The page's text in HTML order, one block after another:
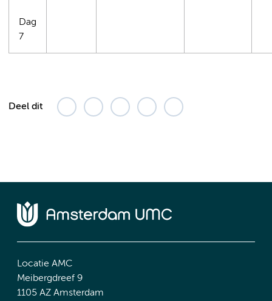
Dag
7
Deel dit
Locatie AMC
Meibergdreef 9
1105 AZ Amsterdam